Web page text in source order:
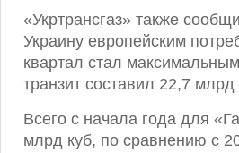
«Укртрансгаз» также
Украину европейским
квартал стал
транзит составил 22,7 млрд
Всего с начала года для
млрд куб, по сравнению с